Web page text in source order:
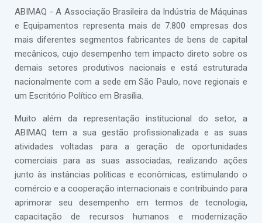
ABIMAQ - A Associação Brasileira da Indústria de Máquinas
e Equipamentos representa mais de 7.800 empresas dos
mais diferentes segmentos fabricantes de bens de capital
mecânicos, cujo desempenho tem impacto direto sobre os
demais setores produtivos nacionais e está estruturada
nacionalmente com a sede em São Paulo, nove regionais e
um Escritório Político em Brasília.
Muito além da representação institucional do setor, a
ABIMAQ tem a sua gestão profissionalizada e as suas
atividades voltadas para a geração de oportunidades
comerciais para as suas associadas, realizando ações
junto às instâncias políticas e econômicas, estimulando o
comércio e a cooperação internacionais e contribuindo para
aprimorar seu desempenho em termos de tecnologia,
capacitação de recursos humanos e modernização